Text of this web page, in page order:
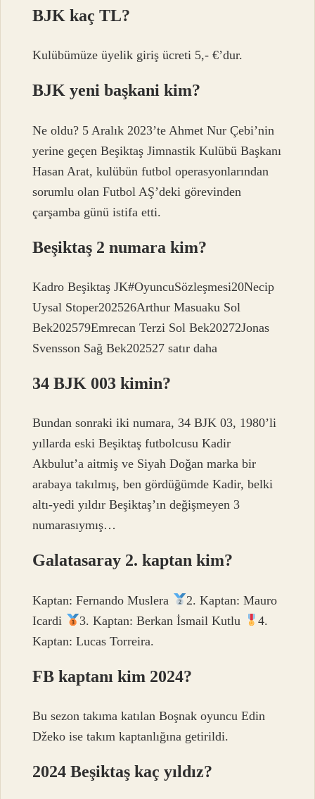
BJK kaç TL?
Kulübümüze üyelik giriş ücreti 5,- €’dur.
BJK yeni başkani kim?
Ne oldu? 5 Aralık 2023’te Ahmet Nur Çebi’nin
yerine geçen Beşiktaş Jimnastik Kulübü Başkanı
Hasan Arat, kulübün futbol operasyonlarından
sorumlu olan Futbol AŞ’deki görevinden
çarşamba günü istifa etti.
Beşiktaş 2 numara kim?
Kadro Beşiktaş JK#OyuncuSözleşmesi20Necip
Uysal Stoper202526Arthur Masuaku Sol
Bek202579Emrecan Terzi Sol Bek20272Jonas
Svensson Sağ Bek202527 satır daha
34 BJK 003 kimin?
Bundan sonraki iki numara, 34 BJK 03, 1980’li
yıllarda eski Beşiktaş futbolcusu Kadir
Akbulut’a aitmiş ve Siyah Doğan marka bir
arabaya takılmış, ben gördüğümde Kadir, belki
altı-yedi yıldır Beşiktaş’ın değişmeyen 3
numarasıymış…
Galatasaray 2. kaptan kim?
Kaptan: Fernando Muslera
2. Kaptan: Mauro
Icardi
3. Kaptan: Berkan İsmail Kutlu
4.
Kaptan: Lucas Torreira.
FB kaptanı kim 2024?
Bu sezon takıma katılan Boşnak oyuncu Edin
Džeko ise takım kaptanlığına getirildi.
2024 Beşiktaş kaç yıldız?